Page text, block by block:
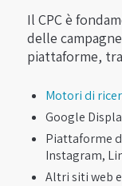
Il CPC è
delle
piattaforme,
Motori di
Google
Piattaforme
Instagram,
Altri siti web